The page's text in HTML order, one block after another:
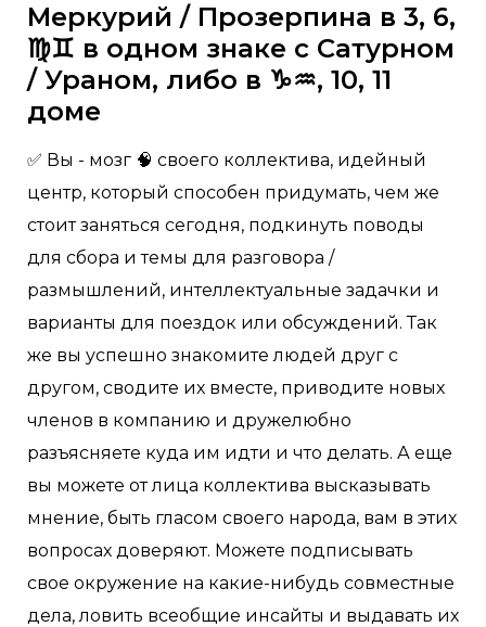
Меркурий / Прозерпина в 3, 6,
♍️♊️ в одном знаке с Сатурном
/ Ураном, либо в ♑️♒️, 10, 11
доме
✅ Вы - мозг 🧠 своего коллектива, идейный
центр, который способен придумать, чем же
стоит заняться сегодня, подкинуть поводы
для сбора и темы для разговора /
размышлений, интеллектуальные задачки и
варианты для поездок или обсуждений. Так
же вы успешно знакомите людей друг с
другом, сводите их вместе, приводите новых
членов в компанию и дружелюбно
разъясняете куда им идти и что делать. А еще
вы можете от лица коллектива высказывать
мнение, быть гласом своего народа, вам в этих
вопросах доверяют. Можете подписывать
свое окружение на какие-нибудь совместные
дела, ловить всеобщие инсайты и выдавать их